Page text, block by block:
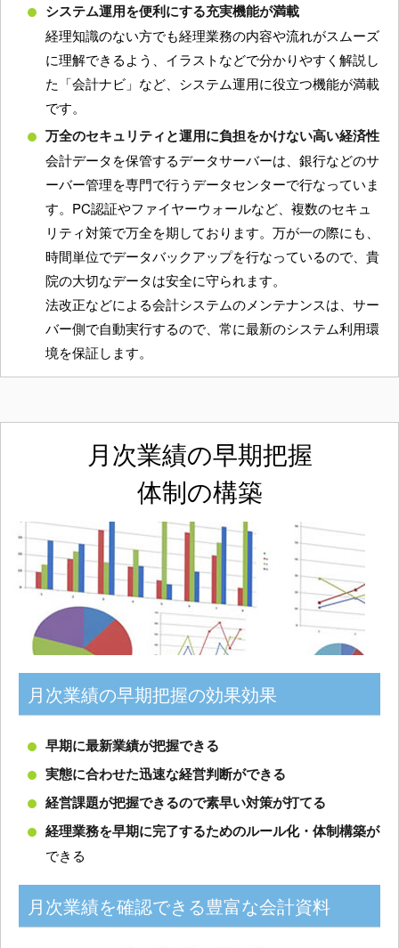
システム運用を便利にする充実機能が満載
経理知識のない方でも経理業務の内容や流れがスムーズ
に理解できるよう、イラストなどで分かりやすく解説し
た「会計ナビ」など、システム運用に役立つ機能が満載
です。
万全のセキュリティと運用に負担をかけない高い経済性
会計データを保管するデータサーバーは、銀行などのサ
ーバー管理を専門で行うデータセンターで行なっていま
す。PC認証やファイヤーウォールなど、複数のセキュ
リティ対策で万全を期しております。万が一の際にも、
時間単位でデータバックアップを行なっているので、貴
院の大切なデータは安全に守られます。
法改正などによる会計システムのメンテナンスは、サー
バー側で自動実行するので、常に最新のシステム利用環
境を保証します。
月次業績の早期把握
体制の構築
月次業績の早期把握の効果効果
早期に最新業績が把握できる
実態に合わせた迅速な経営判断ができる
経営課題が把握できるので素早い対策が打てる
経理業務を早期に完了するためのルール化・体制構築が
できる
月次業績を確認できる豊富な会計資料